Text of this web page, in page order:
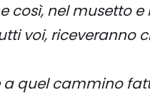
così, nel musetto e
voi, riceveranno
a quel cammino